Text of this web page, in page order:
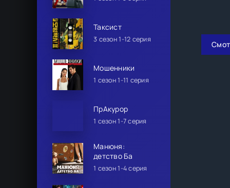
Таксист
3 сезон 1-12 серия
Мошенники
1 сезон 1-11 серия
ПрАкурор
1 сезон 1-7 серия
Манюня:
детство Ба
1 сезон 1-4 серия